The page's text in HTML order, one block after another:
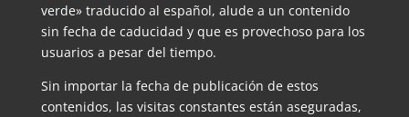
verde» traducido al español, alude a un contenido
sin fecha de caducidad y que es provechoso para los
usuarios a pesar del tiempo.
Sin importar la fecha de publicación de estos
contenidos, las visitas constantes están aseguradas,